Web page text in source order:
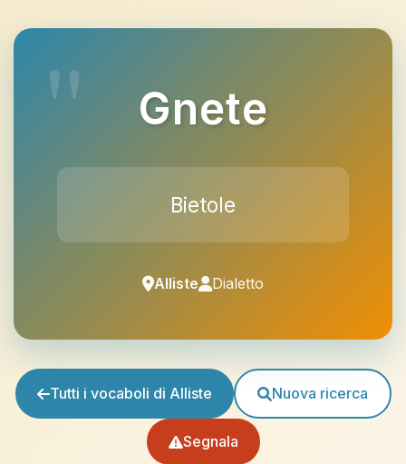
Gnete
Bietole
Alliste Dialetto
Tutti i vocaboli di Alliste Nuova ricerca
Segnala